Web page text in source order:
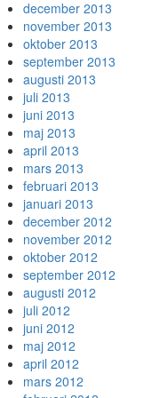
december 2013
november 2013
oktober 2013
september 2013
augusti 2013
juli 2013
juni 2013
maj 2013
april 2013
mars 2013
februari 2013
januari 2013
december 2012
november 2012
oktober 2012
september 2012
augusti 2012
juli 2012
juni 2012
maj 2012
april 2012
mars 2012